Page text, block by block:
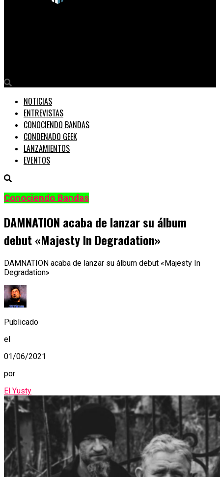
NOTICIAS
ENTREVISTAS
CONOCIENDO BANDAS
CONDENADO GEEK
LANZAMIENTOS
EVENTOS
Conociendo Bandas
DAMNATION acaba de lanzar su álbum
debut «Majesty In Degradation»
DAMNATION acaba de lanzar su álbum debut «Majesty In
Degradation»
Publicado
el
01/06/2021
por
El Yusty